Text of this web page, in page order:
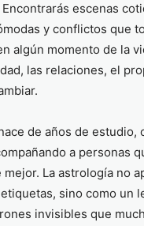
escenas
y conflictos que
algún momento de la
las relaciones, el
de años de estudio,
a personas
La astrología no
sino como un
invisibles que